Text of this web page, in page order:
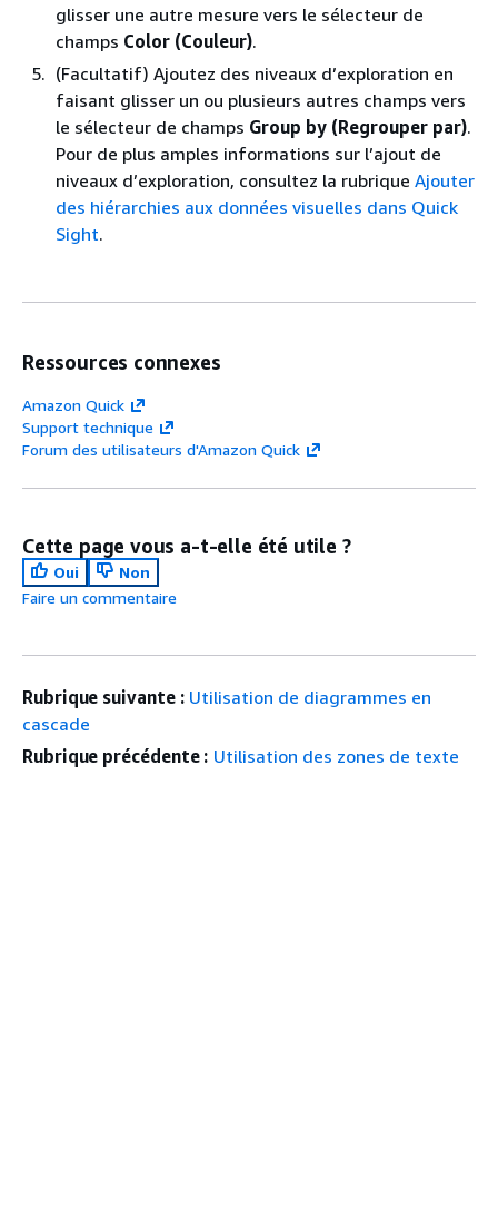
glisser une autre mesure vers le sélecteur de
champs Color (Couleur).
(Facultatif) Ajoutez des niveaux d’exploration en
faisant glisser un ou plusieurs autres champs vers
le sélecteur de champs Group by (Regrouper par).
Pour de plus amples informations sur l’ajout de
niveaux d’exploration, consultez la rubrique Ajouter
des hiérarchies aux données visuelles dans Quick
Sight.
Ressources connexes
Amazon Quick
Support technique
Forum des utilisateurs d'Amazon Quick
Cette page vous a-t-elle été utile ?
Oui
Non
Faire un commentaire
Rubrique suivante : Utilisation de diagrammes en
cascade
Rubrique précédente : Utilisation des zones de texte